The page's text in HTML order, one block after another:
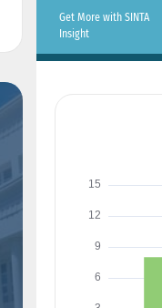
Get More with SINTA
Insight